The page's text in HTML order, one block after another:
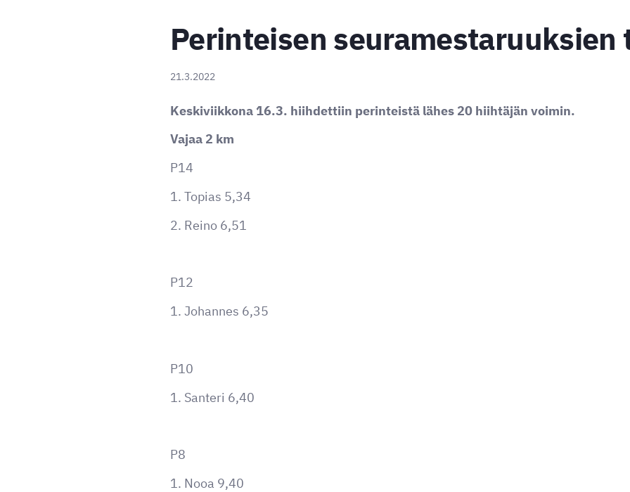
Perinteisen seuramestaruuksien
21.3.2022
Keskiviikkona 16.3. hiihdettiin perinteistä lähes 20 hiihtäjän voimin.
Vajaa 2 km
P14
1. Topias 5,34
2. Reino 6,51
P12
1. Johannes 6,35
P10
1. Santeri 6,40
P8
1. Nooa 9,40